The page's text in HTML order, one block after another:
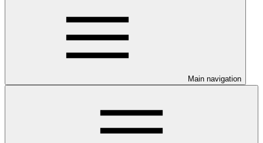
Main navigation